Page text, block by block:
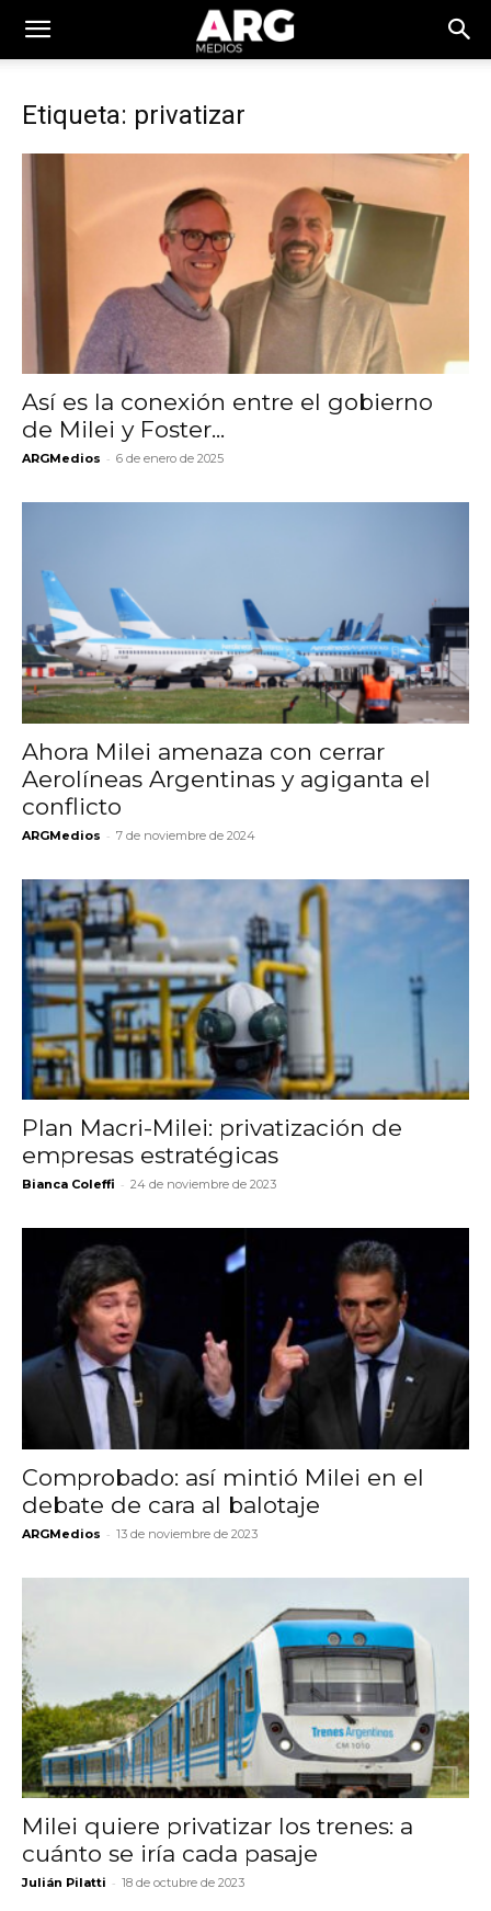
Etiqueta: privatizar
Así es la conexión entre el gobierno
de Milei y Foster...
ARGMedios - 6 de enero de 2025
Ahora Milei amenaza con cerrar
Aerolíneas Argentinas y agiganta el
conflicto
ARGMedios - 7 de noviembre de 2024
Plan Macri-Milei: privatización de
empresas estratégicas
Bianca Coleffi - 24 de noviembre de 2023
Comprobado: así mintió Milei en el
debate de cara al balotaje
ARGMedios - 13 de noviembre de 2023
Milei quiere privatizar los trenes: a
cuánto se iría cada pasaje
Julián Pilatti - 18 de octubre de 2023